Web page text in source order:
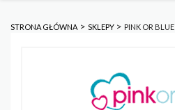
STRONA GŁÓWNA > SKLEPY > PINK OR BLUE